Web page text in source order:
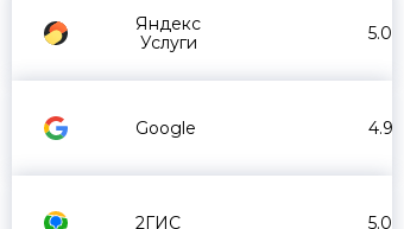
Яндекс
Услуги
5.0
Google 4.9
2ГИС 5.0